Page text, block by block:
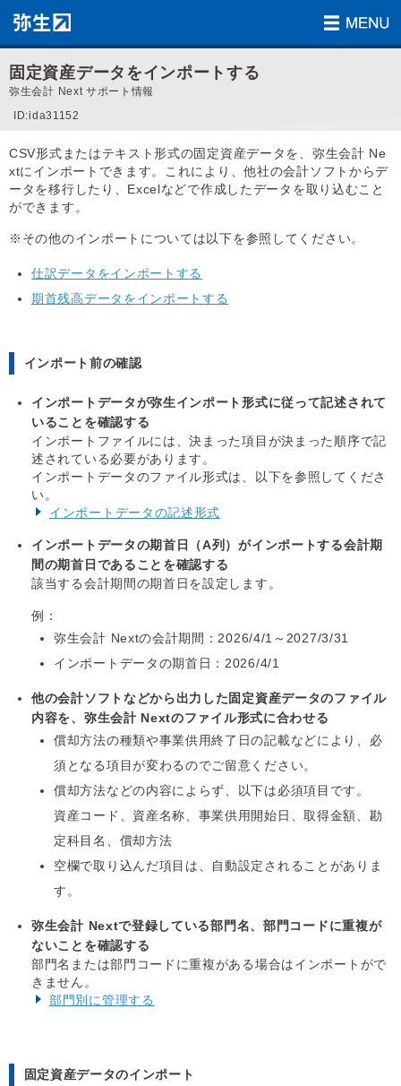
固定資産データをインポートする
弥生会計 Next サポート情報
ID:ida31152
CSV形式またはテキスト形式の固定資産データを、弥生会計 Ne
xtにインポートできます。これにより、他社の会計ソフトからデ
ータを移行したり、Excelなどで作成したデータを取り込むこと
ができます。
※その他のインポートについては以下を参照してください。
仕訳データをインポートする
期首残高データをインポートする
インポート前の確認
インポートデータが弥生インポート形式に従って記述されて
いることを確認する
インポートファイルには、決まった項目が決まった順序で記
述されている必要があります。
インポートデータのファイル形式は、以下を参照してくださ
い。
インポートデータの記述形式
インポートデータの期首日（A列）がインポートする会計期
間の期首日であることを確認する
該当する会計期間の期首日を設定します。
例：
弥生会計 Nextの会計期間：2026/4/1～2027/3/31
インポートデータの期首日：2026/4/1
他の会計ソフトなどから出力した固定資産データのファイル
内容を、弥生会計 Nextのファイル形式に合わせる
償却方法の種類や事業供用終了日の記載などにより、必
須となる項目が変わるのでご留意ください。
償却方法などの内容によらず、以下は必須項目です。
資産コード、資産名称、事業供用開始日、取得金額、勘
定科目名、償却方法
空欄で取り込んだ項目は、自動設定されることがありま
す。
弥生会計 Nextで登録している部門名、部門コードに重複が
ないことを確認する
部門名または部門コードに重複がある場合はインポートがで
きません。
部門別に管理する
固定資産データのインポート